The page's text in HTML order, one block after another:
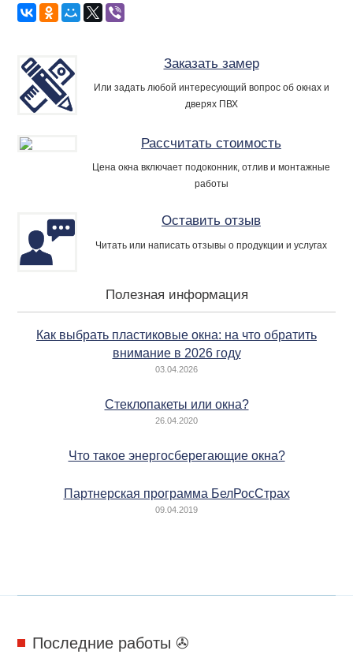
Заказать замер
Или задать любой интересующий вопрос об окнах и
дверях ПВХ
Рассчитать стоимость
Цена окна включает подоконник, отлив и монтажные
работы
Оставить отзыв
Читать или написать отзывы о продукции и услугах
Полезная информация
Как выбрать пластиковые окна: на что обратить
внимание в 2026 году
03.04.2026
Стеклопакеты или окна?
26.04.2020
Что такое энергосберегающие окна?
Партнерская программа БелРосСтрах
09.04.2019
Последние работы ✇